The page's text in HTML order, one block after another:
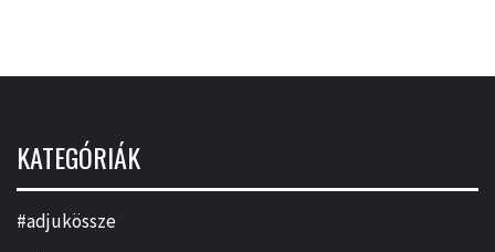
KATEGÓRIÁK
#adjukössze